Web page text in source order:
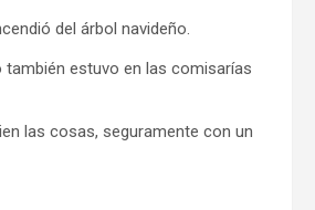
del árbol navideño.
también estuvo en las comisarías
las cosas, seguramente con un